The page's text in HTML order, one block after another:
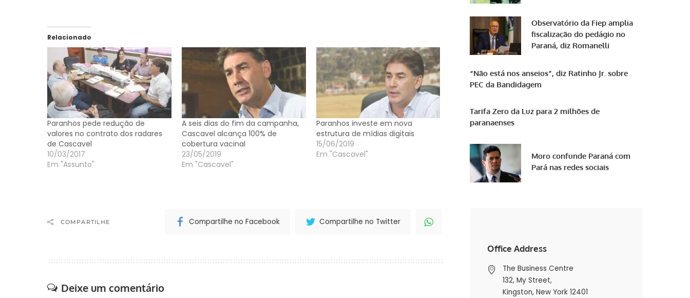
Relacionado
Paranhos pede redução de
valores no contrato dos radares
de Cascavel
10/03/2017
Em "Assunto"
A seis dias do fim da campanha,
Cascavel alcança 100% de
cobertura vacinal
23/05/2019
Em "Cascavel"
Paranhos investe em nova
estrutura de mídias digitais
15/06/2019
Em "Cascavel"
COMPARTILHE Compartilhe no Facebook Compartilhe no Twitter
Deixe um comentário
Observatório da Fiep amplia
fiscalização do pedágio no
Paraná, diz Romanelli
“Não está nos anseios”, diz Ratinho Jr. sobre
PEC da Bandidagem
Tarifa Zero da Luz para 2 milhões de
paranaenses
Moro confunde Paraná com
Pará nas redes sociais
Office Address
The Business Centre
132, My Street,
Kingston, New York 12401